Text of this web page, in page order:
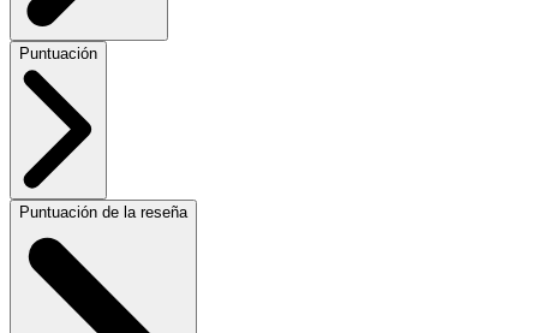
Puntuación
Puntuación de la reseña